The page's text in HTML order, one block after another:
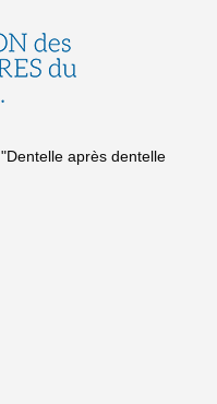
"Dentelle après dentelle